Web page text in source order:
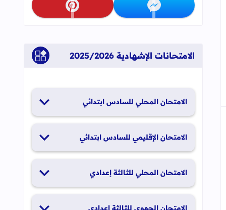
تابعنا على messenger تابعنا على pinterest
الامتحانات الإشهادية 2025/2026
الامتحان المحلي للسادس ابتدائي
الامتحان الإقليمي للسادس ابتدائي
الامتحان المحلي للثالثة إعدادي
الامتحان الجهوي للثالثة إعدادي